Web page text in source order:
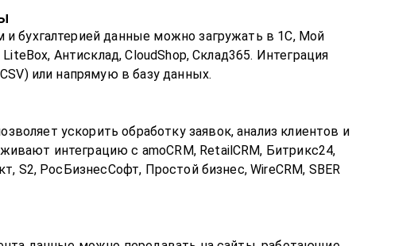
и бухгалтерией данные можно загружать в 1С, Мой
Антисклад, CloudShop, Склад365. Интеграция
или напрямую в базу данных.
ускорить обработку заявок, анализ клиентов и
интеграцию с amoCRM, RetailCRM, Битрикс24,
S2, РосБизнесСофт, Простой бизнес, WireCRM, SBER